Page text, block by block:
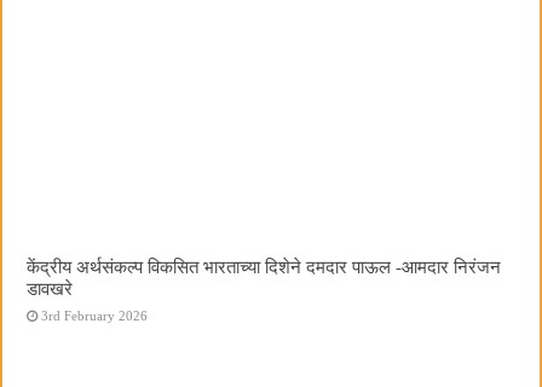
केंद्रीय अर्थसंकल्प विकसित भारताच्या दिशेने दमदार पाऊल -आमदार निरंजन
डावखरे
3rd February 2026